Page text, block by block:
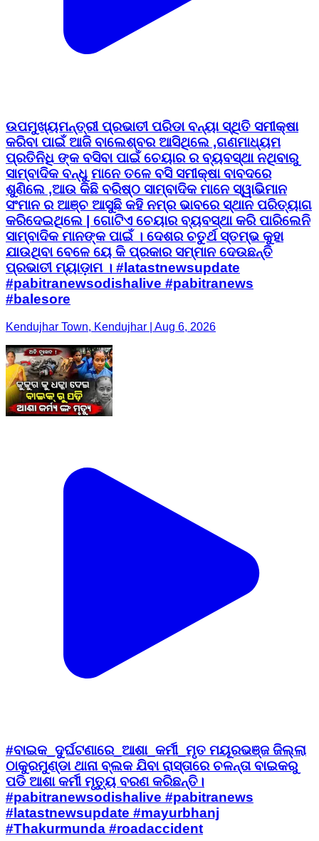
ଉପମୁଖ୍ୟମନ୍ତ୍ରୀ ପ୍ରଭାତୀ ପରିଡା ବନ୍ୟା ସ୍ଥିତି ସମୀକ୍ଷା
କରିବା ପାଇଁ ଆଜି ବାଲେଶ୍ବର ଆସିଥିଲେ ,ଗଣମାଧ୍ୟମ
ପ୍ରତିନିଧି ଙ୍କ ବସିବା ପାଇଁ ଚେୟାର ର ବ୍ୟବସ୍ଥା ନଥିବାରୁ
ସାମ୍ବାଦିକ ବନ୍ଧୁ ମାନେ ତଳେ ବସି ସମୀକ୍ଷା ବାବଦରେ
ଶୁଣିଲେ ,ଆଉ କିଛି ବରିଷ୍ଠ ସାମ୍ବାଦିକ ମାନେ ସ୍ୱାଭିମାନ
ସଂମାନ ର ଆଞ୍ଚ ଆସୁଛି କହି ନମ୍ର ଭାବରେ ସ୍ଥାନ ପରିତ୍ୟାଗ
କରିଦେଇଥିଲେ | ଗୋଟିଏ ଚେୟାର ବ୍ୟବସ୍ଥା କରି ପାରିଲେନି
ସାମ୍ବାଦିକ ମାନଙ୍କ ପାଇଁ । ଦେଶର ଚତୁର୍ଥ ସ୍ତମ୍ଭ କୁହା
ଯାଉଥିବା ବେଳେ ୟେ କି ପ୍ରକାର ସମ୍ମାନ ଦେଉଛନ୍ତି
ପ୍ରଭାତୀ ମ୍ୟାଡ଼ାମ । #latastnewsupdate
#pabitranewsodishalive #pabitranews
#balesore
Kendujhar Town, Kendujhar | Aug 6, 2026
#ବାଇକ_ଦୁର୍ଘଟଣାରେ_ଆଶା_କର୍ମୀ_ମୃତ ମୟୂରଭଞ୍ଜ ଜିଲ୍ଲା
ଠାକୁରମୁଣ୍ଡା ଥାନା ବ୍ଲକ ଯିବା ରାସ୍ତାରେ ଚଳନ୍ତା ବାଇକରୁ
ପଡି ଆଶା କର୍ମୀ ମୃତ୍ୟୁ ବରଣ କରିଛନ୍ତି।
#pabitranewsodishalive #pabitranews
#latastnewsupdate #mayurbhanj
#Thakurmunda #roadaccident